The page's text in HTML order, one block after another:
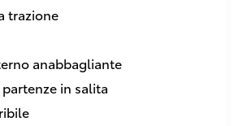
trazione
anabbagliante
in salita